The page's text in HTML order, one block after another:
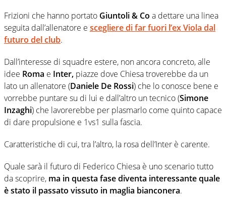
Frizioni che hanno portato Giuntoli & Co a dettare una linea
seguita dall’allenatore e scegliere di far fuori l’ex Viola dal
futuro del club.
Dall’interesse di squadre estere, non ancora concreto, alle
idee Roma e Inter, piazze dove Chiesa troverebbe da un
lato un allenatore (Daniele De Rossi) che lo conosce bene e
vorrebbe puntare su di lui e dall’altro un tecnico (Simone
Inzaghi) che lavorerebbe per plasmarlo come quinto capace
di dare propulsione e 1vs1 sulla fascia.
Caratteristiche di cui, tra l’altro, la rosa dell’Inter è carente.
Quale sarà il futuro di Federico Chiesa è uno scenario tutto
da scoprire, ma in questa fase diventa interessante quale
è stato il passato vissuto in maglia bianconera.